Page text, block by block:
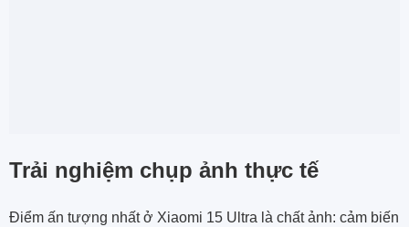
Trải nghiệm chụp ảnh thực tế
Điểm ấn tượng nhất ở Xiaomi 15 Ultra là chất ảnh: cảm biến